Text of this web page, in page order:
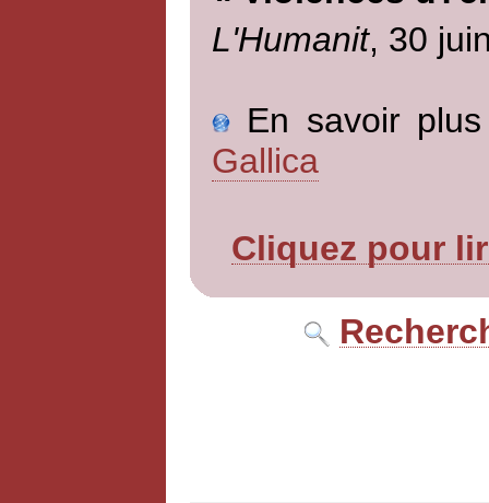
L'Humanit, 30
En savoir
Gallica
Cliquez pour